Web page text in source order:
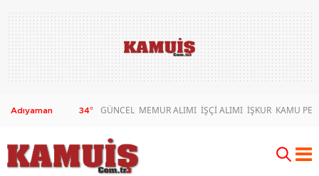
34° GÜNCEL MEMUR ALIMI İŞÇİ ALIMI İŞKUR KAMU